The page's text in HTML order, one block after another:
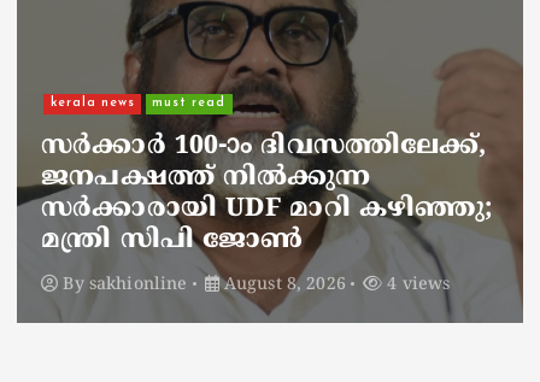
നാടെങ്ങും പൊലീസ് തിരയുന്നു,
ചായകുടിക്കാൻ എടപ്പാളിലെത്തി
അർജുൻ ആയങ്കി;
സഞ്ചരിക്കുന്നത് വാഹനങ്ങൾ
മാറ്റി
By sakhionline August 8, 2026 6 views